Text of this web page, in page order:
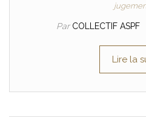
Par COLLECTIF ASPF
Lire la